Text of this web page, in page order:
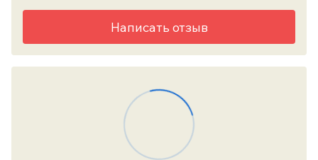
Написать отзыв